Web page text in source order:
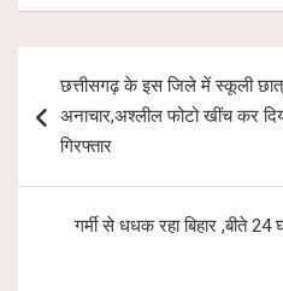
at
s
A
p
p
ail ce
b
o
k
tt
er
navigation
छत्तीसगढ़ के इस जिले में स्कूली
अनाचार,अश्लील फोटो खींच कर
गिरफ्तार
गर्मी से धधक रहा बिहार ,बीते